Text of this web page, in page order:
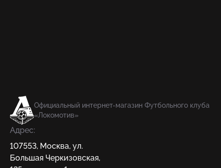
Официальный интернет-магазин Футбольного клуба
«Локомотив»
Адрес:
107553, Москва, ул.
Большая Черкизовская,